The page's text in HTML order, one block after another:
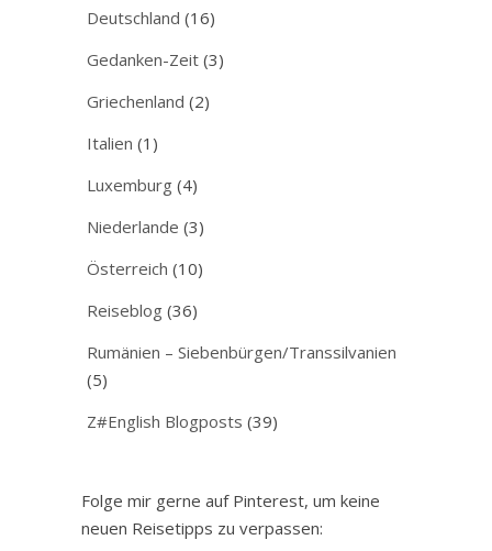
Deutschland (16)
Gedanken-Zeit (3)
Griechenland (2)
Italien (1)
Luxemburg (4)
Niederlande (3)
Österreich (10)
Reiseblog (36)
Rumänien – Siebenbürgen/Transsilvanien
(5)
Z#English Blogposts (39)
Folge mir gerne auf Pinterest, um keine
neuen Reisetipps zu verpassen: